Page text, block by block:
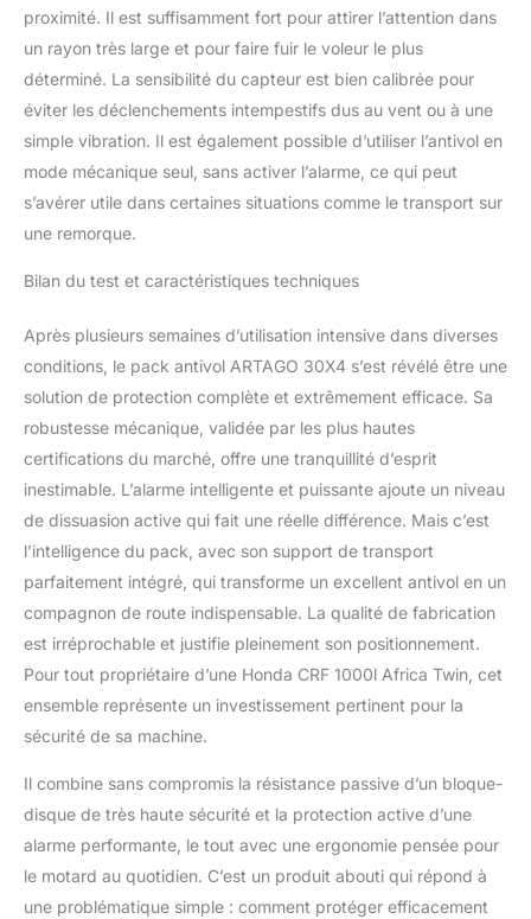
proximité. Il est suffisamment fort pour attirer l’attention dans
un rayon très large et pour faire fuir le voleur le plus
déterminé. La sensibilité du capteur est bien calibrée pour
éviter les déclenchements intempestifs dus au vent ou à une
simple vibration. Il est également possible d’utiliser l’antivol en
mode mécanique seul, sans activer l’alarme, ce qui peut
s’avérer utile dans certaines situations comme le transport sur
une remorque.
Bilan du test et caractéristiques techniques
Après plusieurs semaines d’utilisation intensive dans diverses
conditions, le pack antivol ARTAGO 30X4 s’est révélé être une
solution de protection complète et extrêmement efficace. Sa
robustesse mécanique, validée par les plus hautes
certifications du marché, offre une tranquillité d’esprit
inestimable. L’alarme intelligente et puissante ajoute un niveau
de dissuasion active qui fait une réelle différence. Mais c’est
l’intelligence du pack, avec son support de transport
parfaitement intégré, qui transforme un excellent antivol en un
compagnon de route indispensable. La qualité de fabrication
est irréprochable et justifie pleinement son positionnement.
Pour tout propriétaire d’une Honda CRF 1000l Africa Twin, cet
ensemble représente un investissement pertinent pour la
sécurité de sa machine.
Il combine sans compromis la résistance passive d’un bloque-
disque de très haute sécurité et la protection active d’une
alarme performante, le tout avec une ergonomie pensée pour
le motard au quotidien. C’est un produit abouti qui répond à
une problématique simple : comment protéger efficacement